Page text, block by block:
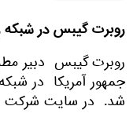
روبرت گیبس در شبکه
روبرت گیبس دبیر
جمهور آمریکا در
شد. در سایت شرکت